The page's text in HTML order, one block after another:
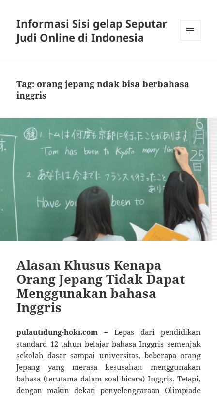
Informasi Sisi gelap Seputar
Judi Online di Indonesia
Tag:orang jepang ndak bisa berbahasa
inggris
Alasan Khusus Kenapa
Orang Jepang Tidak Dapat
Menggunakan bahasa
Inggris
pulautidung-hoki.com – Lepas dari pendidikan
standard 12 tahun belajar bahasa Inggris semenjak
sekolah dasar sampai universitas, beberapa orang
Jepang yang merasa kesusahan menggunakan
bahasa (terutama dalam soal bicara) Inggris. Tetapi,
dengan makin dekati penyelenggaraan Olimpiade